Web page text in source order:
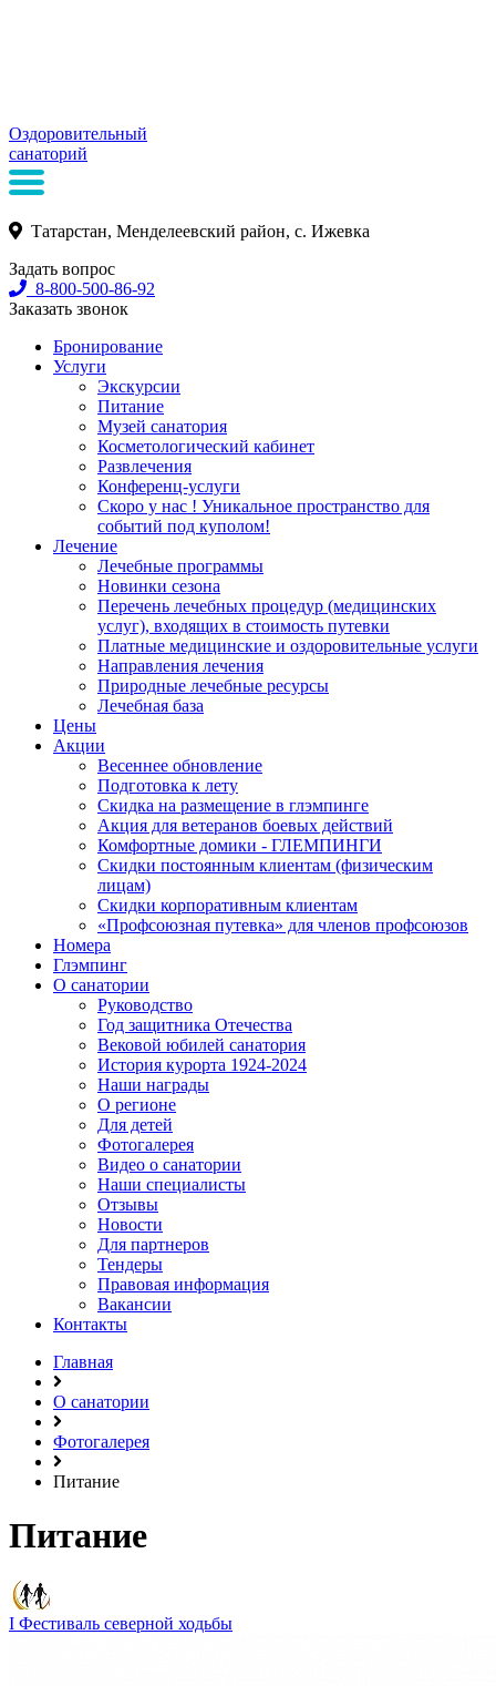
Оздоровительный
санаторий
Татарстан, Менделеевский район, с. Ижевка
Задать вопрос
8-800-500-86-92
Заказать звонок
Бронирование
Услуги
Экскурсии
Питание
Музей санатория
Косметологический кабинет
Развлечения
Конференц-услуги
Скоро у нас ! Уникальное пространство для
событий под куполом!
Лечение
Лечебные программы
Новинки сезона
Перечень лечебных процедур (медицинских
услуг), входящих в стоимость путевки
Платные медицинские и оздоровительные услуги
Направления лечения
Природные лечебные ресурсы
Лечебная база
Цены
Акции
Весеннее обновление
Подготовка к лету
Скидка на размещение в глэмпинге
Акция для ветеранов боевых действий
Комфортные домики - ГЛЕМПИНГИ
Скидки постоянным клиентам (физическим
лицам)
Скидки корпоративным клиентам
«Профсоюзная путевка» для членов профсоюзов
Номера
Глэмпинг
О санатории
Руководство
Год защитника Отечества
Вековой юбилей санатория
История курорта 1924-2024
Наши награды
О регионе
Для детей
Фотогалерея
Видео о санатории
Наши специалисты
Отзывы
Новости
Для партнеров
Тендеры
Правовая информация
Вакансии
Контакты
Главная
О санатории
Фотогалерея
Питание
Питание
I Фестиваль северной ходьбы